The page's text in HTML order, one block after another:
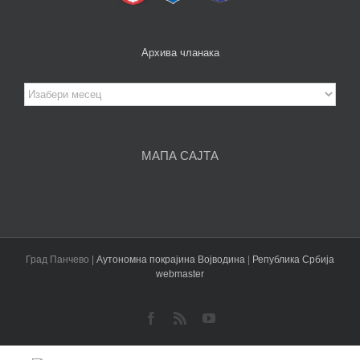
Архива чланака
Архива
чланака
МАПА САЈТА
Град Панчево | Аутономна покрајина Војводина | Република Србија
webmaster
Facebook
Rss YouTube